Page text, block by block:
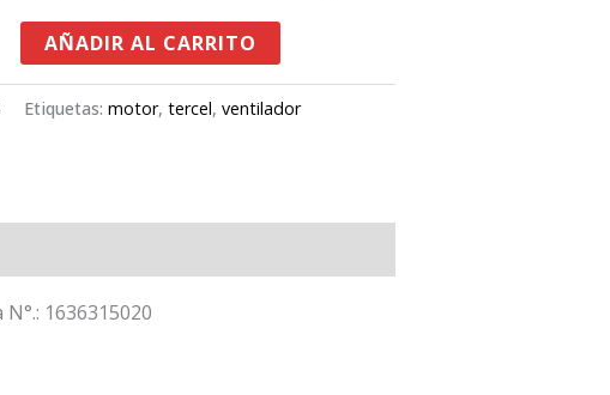
AÑADIR AL CARRITO
Etiquetas:motor,tercel,ventilador
1636315020